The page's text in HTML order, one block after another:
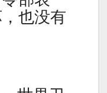
也没有